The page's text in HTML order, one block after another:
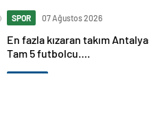
SPOR 07 Ağustos 2026
En fazla kızaran takım
Tam 5 futbolcu….